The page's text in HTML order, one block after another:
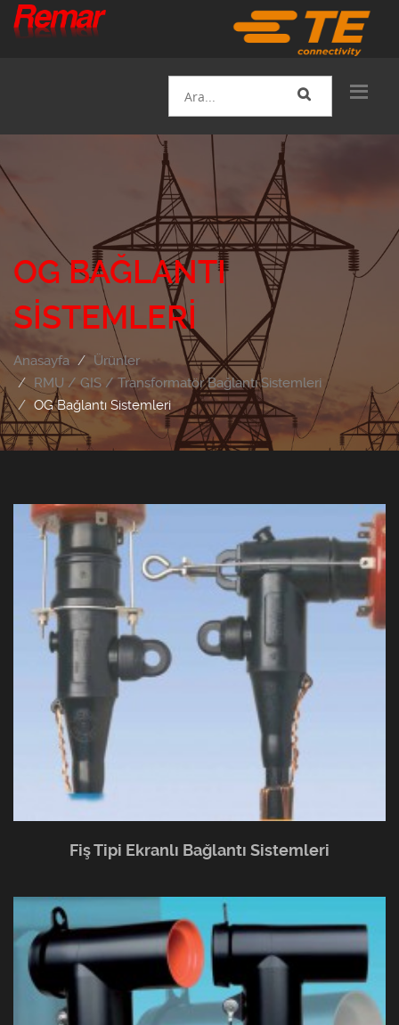
OG BAĞLANTI
SISTEMLERI
Anasayfa
Ürünler
RMU / GIS / Transformatör Bağlantı Sistemleri
OG Bağlantı Sistemleri
Fiş Tipi Ekranlı Bağlantı Sistemleri